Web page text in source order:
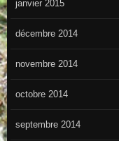
janvier 2015
décembre 2014
novembre 2014
octobre 2014
septembre 2014